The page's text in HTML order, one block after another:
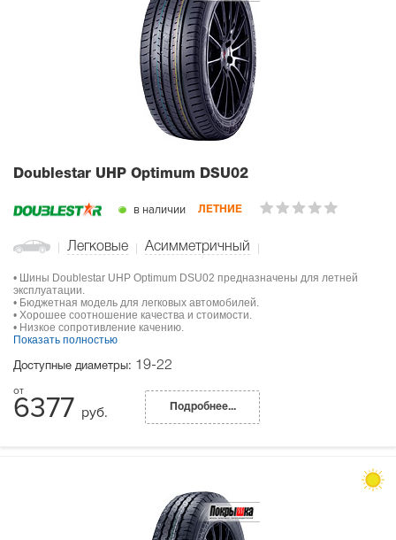
Doublestar UHP Optimum DSU02
в наличии ЛЕТНИЕ
Легковые Асимметричный
• Шины Doublestar UHP Optimum DSU02 предназначены для летней
эксплуатации.
• Бюджетная модель для легковых автомобилей.
• Хорошее соотношение качества и стоимости.
• Низкое сопротивление качению.
Показать полностью
Доступные диаметры: 19-22
6377 руб. Подробнее...